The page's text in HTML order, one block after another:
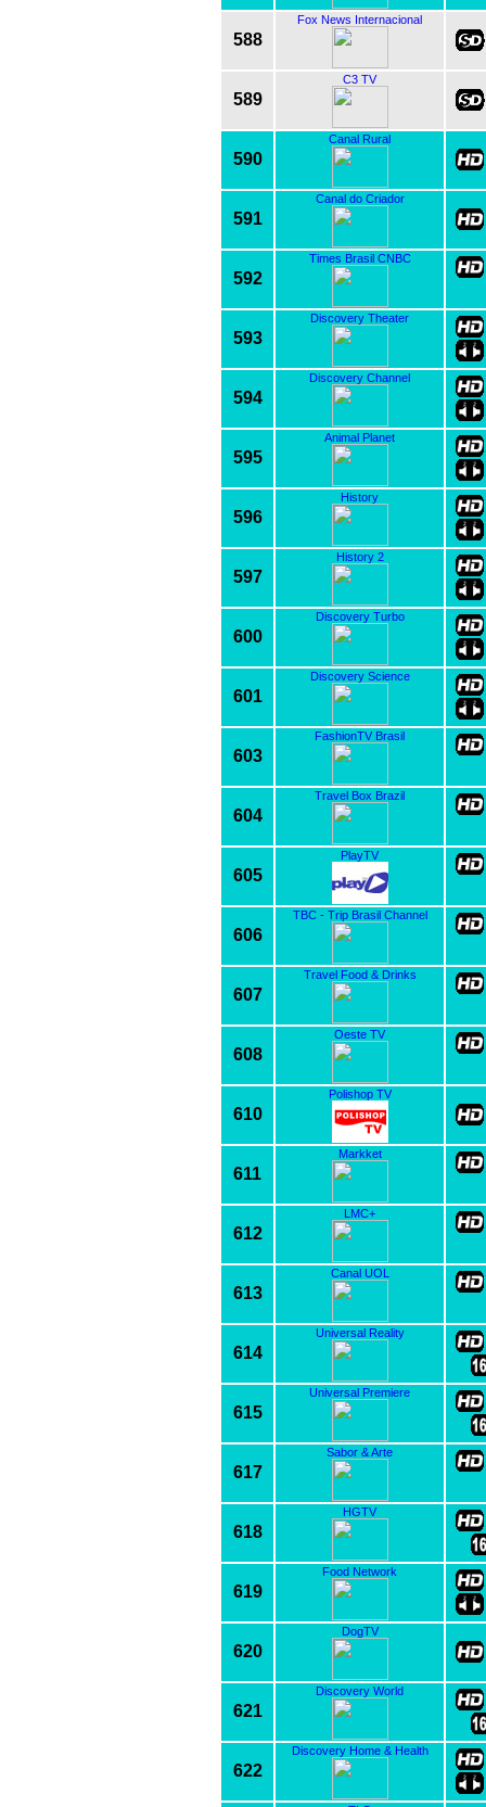
588
Fox News Internacional
589
C3 TV
590
Canal Rural
591
Canal do Criador
592
Times Brasil CNBC
593
Discovery Theater
594
Discovery Channel
595
Animal Planet
596
History
597
History 2
600
Discovery Turbo
601
Discovery Science
603
FashionTV Brasil
604
Travel Box Brazil
605
PlayTV
606
TBC - Trip Brasil Channel
607
Travel Food & Drinks
608
Oeste TV
610
Polishop TV
611
Markket
612
LMC+
613
Canal UOL
614
Universal Reality
615
Universal Premiere
617
Sabor & Arte
618
HGTV
619
Food Network
620
DogTV
621
Discovery World
622
Discovery Home & Health